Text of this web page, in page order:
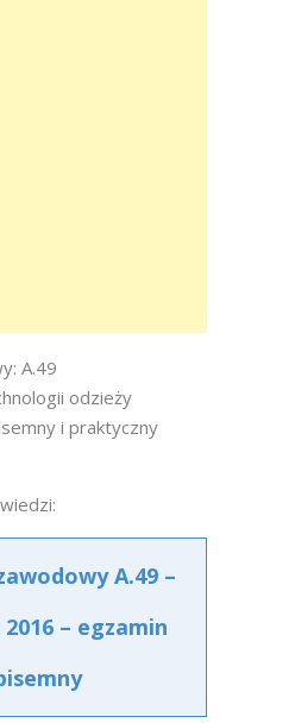
A.49
odzieży
i praktyczny
A.49 –
– egzamin